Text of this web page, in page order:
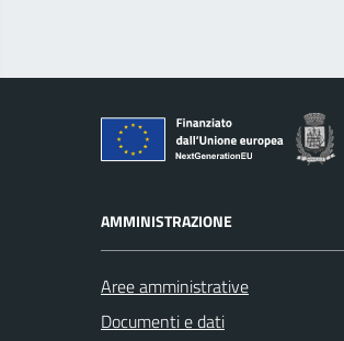
AMMINISTRAZIONE
Aree amministrative
Documenti e dati